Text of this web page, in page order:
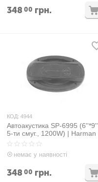
34800 грн.
КОД: 4944
Автоакустика SP-6995 (6''*9'',
5-ти смуг., 1200W) | Harman
немає у наявності
34800 грн.